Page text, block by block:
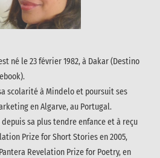
né le 23 février 1982, à Dakar (Destino
scolarité à Mindelo et poursuit ses
en Algarve, au Portugal.
sa plus tendre enfance et à reçu
Prize for Short Stories en 2005,
Revelation Prize for Poetry, en